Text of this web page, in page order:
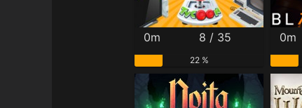
0m 8 / 35
22 %
0m